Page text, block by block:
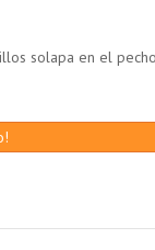
solapa en el